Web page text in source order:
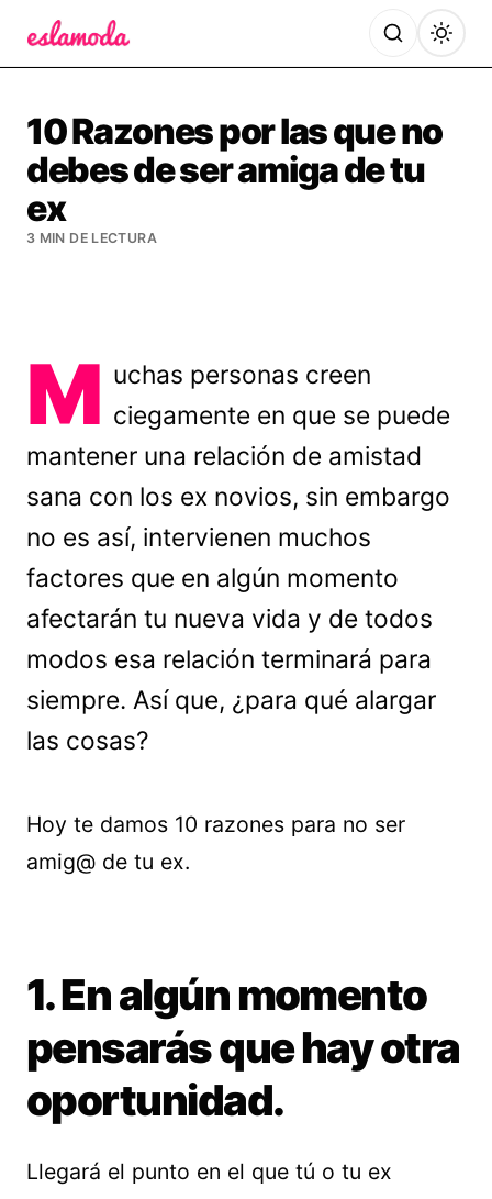
10 Razones por las que no
debes de ser amiga de tu
ex
3 MIN DE LECTURA
M uchas personas creen
ciegamente en que se puede
mantener una relación de amistad
sana con los ex novios, sin embargo
no es así, intervienen muchos
factores que en algún momento
afectarán tu nueva vida y de todos
modos esa relación terminará para
siempre. Así que, ¿para qué alargar
las cosas?
Hoy te damos 10 razones para no ser
amig@ de tu ex.
1. En algún momento
pensarás que hay otra
oportunidad.
Llegará el punto en el que tú o tu ex